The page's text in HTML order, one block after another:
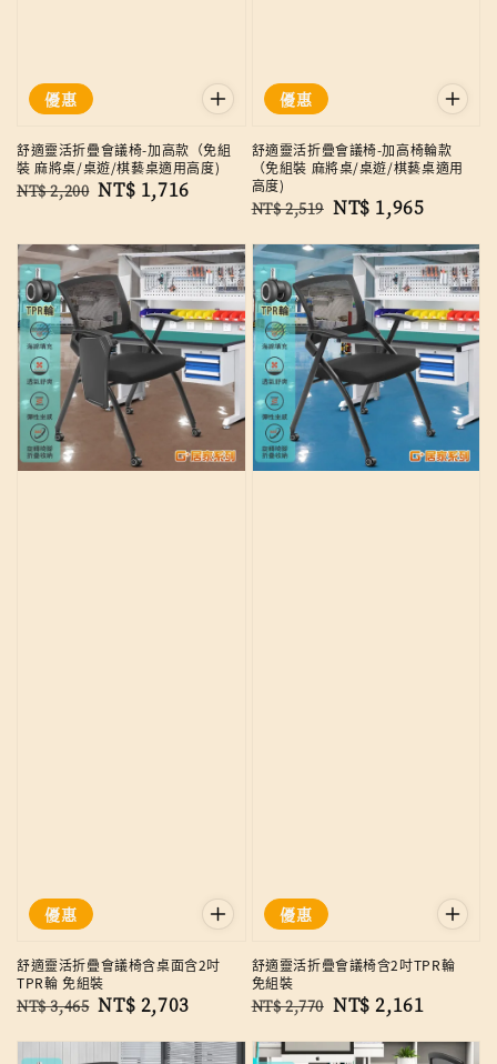
優惠
舒適靈活折疊會議椅-加高款（免組
裝 麻將桌/桌遊/棋藝桌適用高度)
Regular
NT$ 2,200 Sale
NT$ 1,716
優惠
舒適靈活折疊會議椅-加高椅輪款
（免組裝 麻將桌/桌遊/棋藝桌適用
高度)
Regular
NT$ 2,519 Sale
NT$ 1,965
優惠
舒適靈活折疊會議椅含桌面含2吋
TPR輪 免組裝
Regular
NT$ 3,465 Sale
NT$ 2,703
優惠
舒適靈活折疊會議椅含2吋TPR輪
免組裝
Regular
NT$ 2,770 Sale
NT$ 2,161